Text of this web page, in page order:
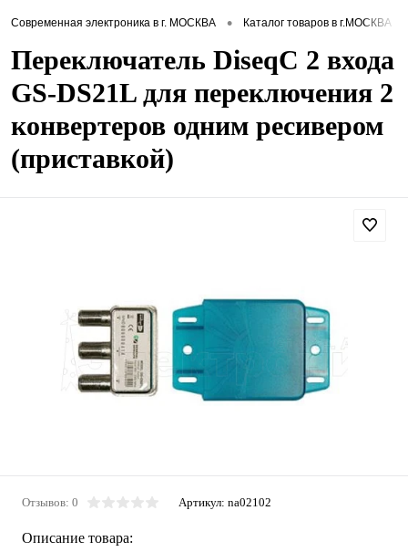
Современная электроника в г. МОСКВА • Каталог товаров в г.МОСКВА
Переключатель DiseqC 2 входа
GS-DS21L для переключения 2
конвертеров одним ресивером
(приставкой)
Отзывов: 0 Артикул: na02102
Описание товара: